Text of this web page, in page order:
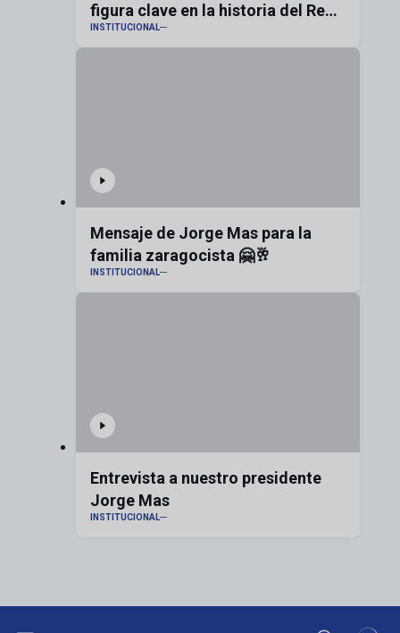
figura clave en la historia del Real
Zaragoza
INSTITUCIONAL
Mensaje de Jorge Mas para la
familia zaragocista 🤗🥂
INSTITUCIONAL
Entrevista a nuestro presidente
Jorge Mas
INSTITUCIONAL